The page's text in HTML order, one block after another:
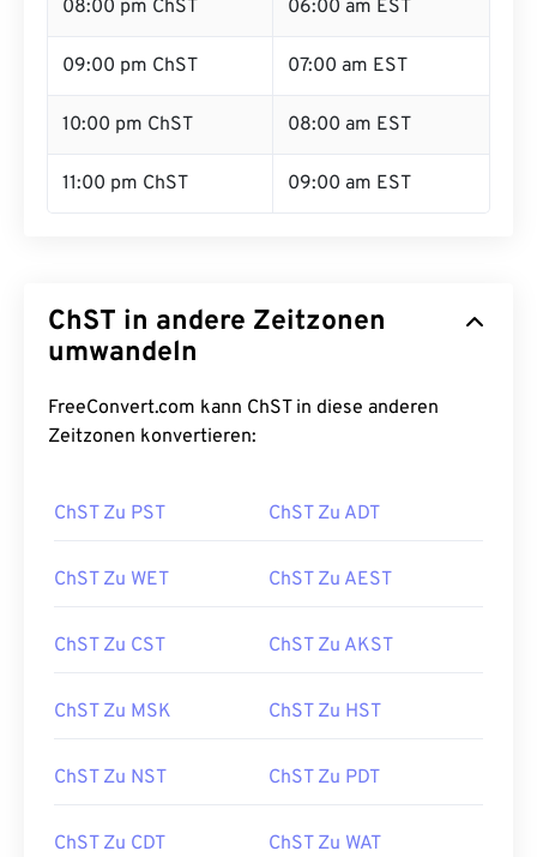
08:00 pm ChST 06:00 am EST
09:00 pm ChST 07:00 am EST
10:00 pm ChST 08:00 am EST
11:00 pm ChST 09:00 am EST
ChST in andere Zeitzonen
umwandeln
FreeConvert.com kann ChST in diese anderen
Zeitzonen konvertieren:
ChST Zu PST ChST Zu ADT
ChST Zu WET ChST Zu AEST
ChST Zu CST ChST Zu AKST
ChST Zu MSK ChST Zu HST
ChST Zu NST ChST Zu PDT
ChST Zu CDT ChST Zu WAT